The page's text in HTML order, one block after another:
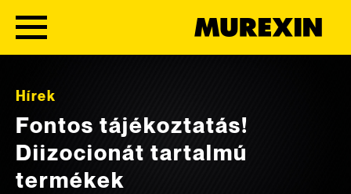
Hírek
Fontos tájékoztatás!
Diizocionát tartalmú
termékek